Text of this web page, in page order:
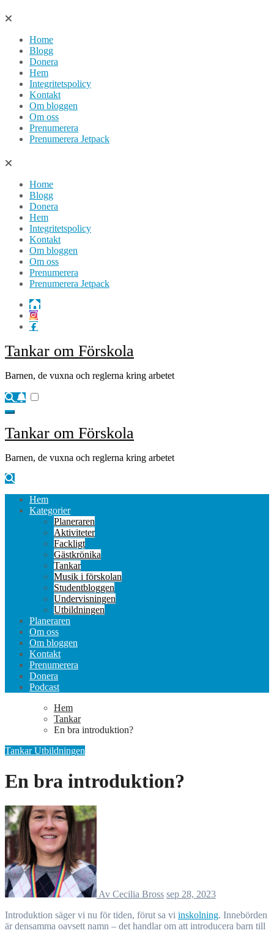
Hoppa
innehållHome
Blogg
Donera
Hem
Integritetspolicy
Kontakt
Om bloggen
Om oss
Prenumerera
Prenumerera Jetpack
Home
Blogg
Donera
Hem
Integritetspolicy
Kontakt
Om bloggen
Om oss
Prenumerera
Prenumerera Jetpack
Tankar om Förskola
Barnen, de vuxna och reglerna kring arbetet
Tankar om Förskola
Barnen, de vuxna och reglerna kring arbetet
Hem
Kategorier
Planeraren
Aktiviteter
Fackligt
Gästkrönika
Tankar
Musik i förskolan
Studentbloggen
Undervisningen
Utbildningen
Planeraren
Om oss
Om bloggen
Kontakt
Prenumerera
Donera
Podcast
Hem
Tankar
En bra introduktion?
TankarUtbildningen
En bra introduktion?
Av Cecilia Bross sep 28, 2023
Introduktion säger vi nu för tiden, förut sa vi inskolning. Innebörden
är densamma oavsett namn – det handlar om att introducera barn till